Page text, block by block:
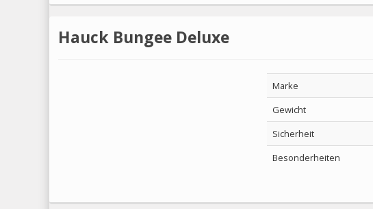
Hauck Bungee Deluxe
Marke
Gewicht
Sicherheit
Besonderheiten